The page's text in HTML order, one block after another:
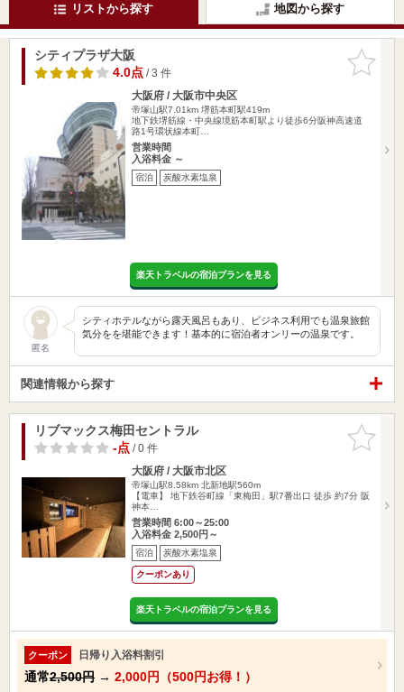
リストから探す 地図から探す
お気に入
りに追加
シティプラザ大阪
4.0点/ 3 件
大阪府 / 大阪市中央区
帝塚山駅7.01km 堺筋本町駅419m
地下鉄堺筋線・中央線境筋本町駅より徒歩6分阪神高速道
路1号環状線本町…
営業時間
入浴料金 ～
宿泊 炭酸水素塩泉
楽天トラベルの宿泊プランを見る
匿名
シティホテルながら露天風呂もあり、ビジネス利用でも温泉旅館
気分をを堪能できます！基本的に宿泊者オンリーの温泉です。
関連情報から探す
お気に入
りに追加
リブマックス梅田セントラル
-点/ 0 件
大阪府 / 大阪市北区
帝塚山駅8.58km 北新地駅560m
【電車】 地下鉄谷町線「東梅田」駅7番出口 徒歩 約7分 阪
神本…
営業時間 6:00～25:00
入浴料金 2,500円～
宿泊 炭酸水素塩泉
クーポンあり
楽天トラベルの宿泊プランを見る
クーポン 日帰り入浴料割引
通常2,500円 → 2,000円（500円お得！）